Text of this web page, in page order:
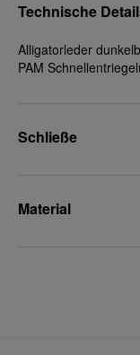
Technische
Alligatorleder
PAM
Schließe
Material